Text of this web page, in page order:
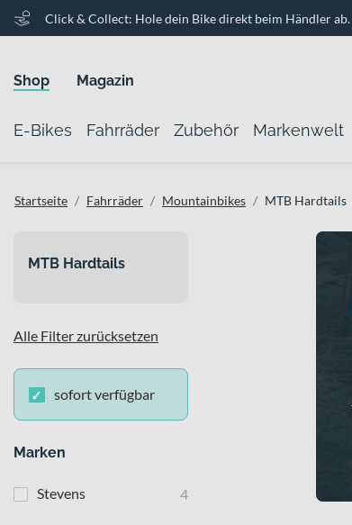
Click & Collect: Hole dein Bike direkt beim Händler ab.
Shop Magazin
E-Bikes Fahrräder Zubehör Markenwelt
Startseite Fahrräder Mountainbikes MTB Hardtails
MTB Hardtails
Alle Filter zurücksetzen
sofort verfügbar
Marken
Stevens 4